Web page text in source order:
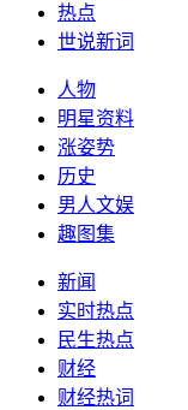
热点
世说新词
人物
明星资料
涨姿势
历史
男人文娱
趣图集
新闻
实时热点
民生热点
财经
财经热词